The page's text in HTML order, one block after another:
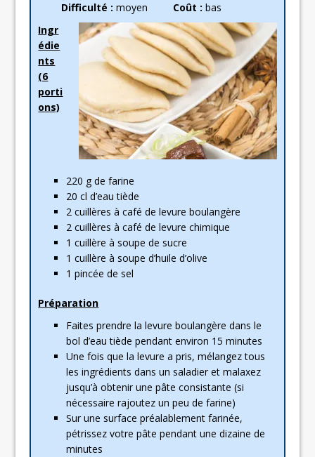
Difficulté :moyen Coût : bas
Ingr
édie
nts
(6
porti
ons)
220 g de farine
20 cl d’eau tiède
2 cuillères à café de levure boulangère
2 cuillères à café de levure chimique
1 cuillère à soupe de sucre
1 cuillère à soupe d’huile d’olive
1 pincée de sel
Préparation
Faites prendre la levure boulangère dans le
bol d’eau tiède pendant environ 15 minutes
Une fois que la levure a pris, mélangez tous
les ingrédients dans un saladier et malaxez
jusqu’à obtenir une pâte consistante (si
nécessaire rajoutez un peu de farine)
Sur une surface préalablement farinée,
pétrissez votre pâte pendant une dizaine de
minutes